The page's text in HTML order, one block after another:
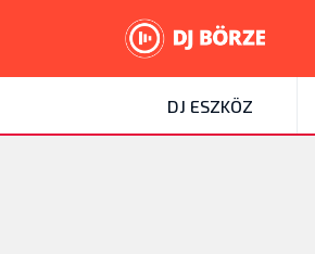
DJ ESZKÖZ